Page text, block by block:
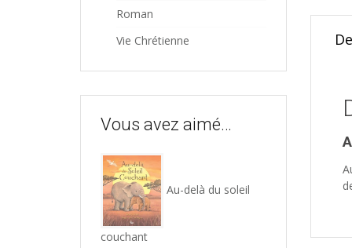
Roman
Vie Chrétienne
Vous avez aimé…
Au-delà du soleil
couchant